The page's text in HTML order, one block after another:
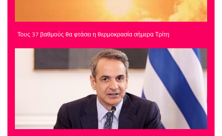
Τους 37 βαθμούς θα φτάσει η θερμοκρασία σήμερα Τρίτη